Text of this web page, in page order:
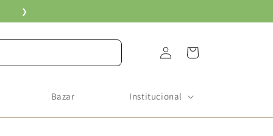
❯
Bazar Institucional
Fazer
login
Carrinho